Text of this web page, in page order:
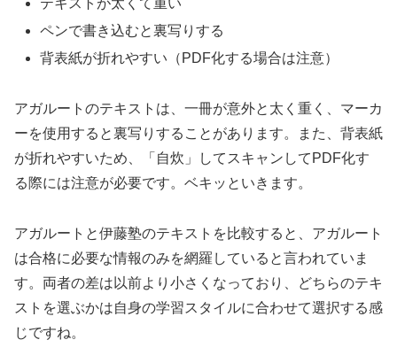
ペンで書き込むと裏写りする
背表紙が折れやすい（PDF化する場合は注意）
アガルートのテキストは、一冊が意外と太く重く、マーカ
ーを使用すると裏写りすることがあります。また、背表紙
が折れやすいため、「自炊」してスキャンしてPDF化す
る際には注意が必要です。ベキッといきます。
アガルートと伊藤塾のテキストを比較すると、アガルート
は合格に必要な情報のみを網羅していると言われていま
す。両者の差は以前より小さくなっており、どちらのテキ
ストを選ぶかは自身の学習スタイルに合わせて選択する感
じですね。